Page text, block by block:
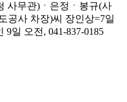
사무관)ㆍ은정ㆍ봉규(사
공사 차장)씨 장인상=7일
일 오전, 041-837-0185